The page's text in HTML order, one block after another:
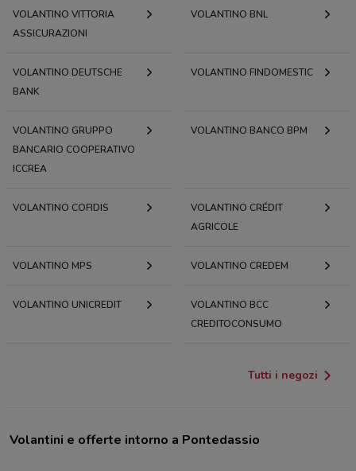
VOLANTINO VITTORIA
ASSICURAZIONI
VOLANTINO BNL
VOLANTINO DEUTSCHE
BANK
VOLANTINO FINDOMESTIC
VOLANTINO GRUPPO
BANCARIO COOPERATIVO
ICCREA
VOLANTINO BANCO BPM
VOLANTINO COFIDIS
VOLANTINO CRÉDIT
AGRICOLE
VOLANTINO MPS VOLANTINO CREDEM
VOLANTINO UNICREDIT
VOLANTINO BCC
CREDITOCONSUMO
Tutti i negozi
Volantini e offerte intorno a Pontedassio